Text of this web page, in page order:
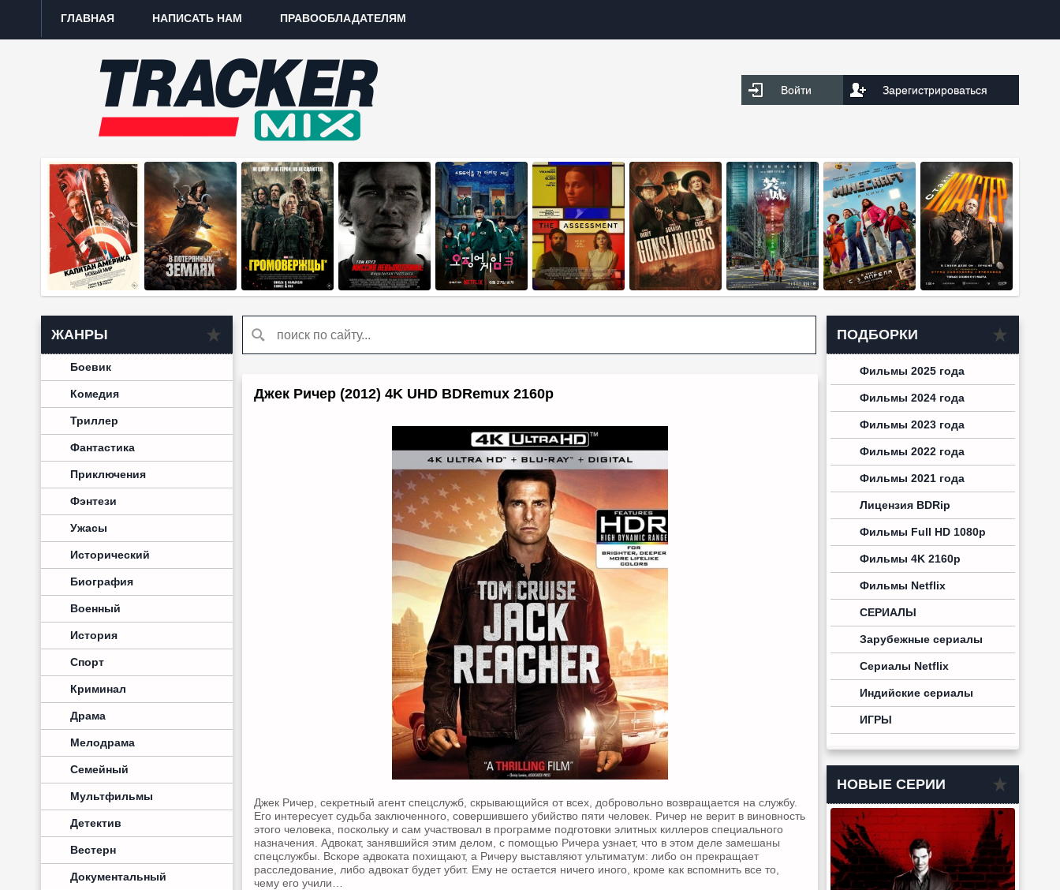
ГЛАВНАЯ НАПИСАТЬ НАМ ПРАВООБЛАДАТЕЛЯМ
Войти Зарегистрироваться
ЖАНРЫ
Боевик
Комедия
Триллер
Фантастика
Приключения
Фэнтези
Ужасы
Исторический
Биография
Военный
История
Спорт
Криминал
Драма
Мелодрама
Семейный
Мультфильмы
Детектив
Вестерн
Документальный
Джек Ричер (2012) 4K UHD BDRemux 2160p
Джек Ричер, секретный агент спецслужб, скрывающийся от всех, добровольно возвращается на службу.
Его интересует судьба заключенного, совершившего убийство пяти человек. Ричер не верит в виновность
этого человека, поскольку и сам участвовал в программе подготовки элитных киллеров специального
назначения. Адвокат, занявшийся этим делом, с помощью Ричера узнает, что в этом деле замешаны
спецслужбы. Вскоре адвоката похищают, а Ричеру выставляют ультиматум: либо он прекращает
расследование, либо адвокат будет убит. Ему не остается ничего иного, кроме как вспомнить все то,
чему его учили…
ПОДБОРКИ
Фильмы 2025 года
Фильмы 2024 года
Фильмы 2023 года
Фильмы 2022 года
Фильмы 2021 года
Лицензия BDRip
Фильмы Full HD 1080p
Фильмы 4K 2160p
Фильмы Netflix
СЕРИАЛЫ
Зарубежные сериалы
Сериалы Netflix
Индийские сериалы
ИГРЫ
НОВЫЕ СЕРИИ